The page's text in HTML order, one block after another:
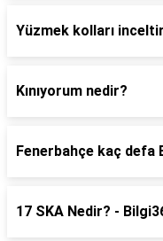
Yüzmek kolları
Kınıyorum nedir?
Fenerbahçe kaç defa
17 SKA Nedir? -